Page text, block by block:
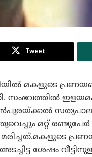
Tweet
മകളുടെ
സംഭവത്തിൽ
മറ്റ്
ശേഷം